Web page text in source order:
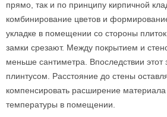
прямо, так и по принципу кирпичной
комбинирование цветов и
укладке в помещении со стороны
замки срезают. Между покрытием и
меньше сантиметра. Впоследствии этот
плинтусом. Расстояние до стены
компенсировать расширение
температуры в помещении.